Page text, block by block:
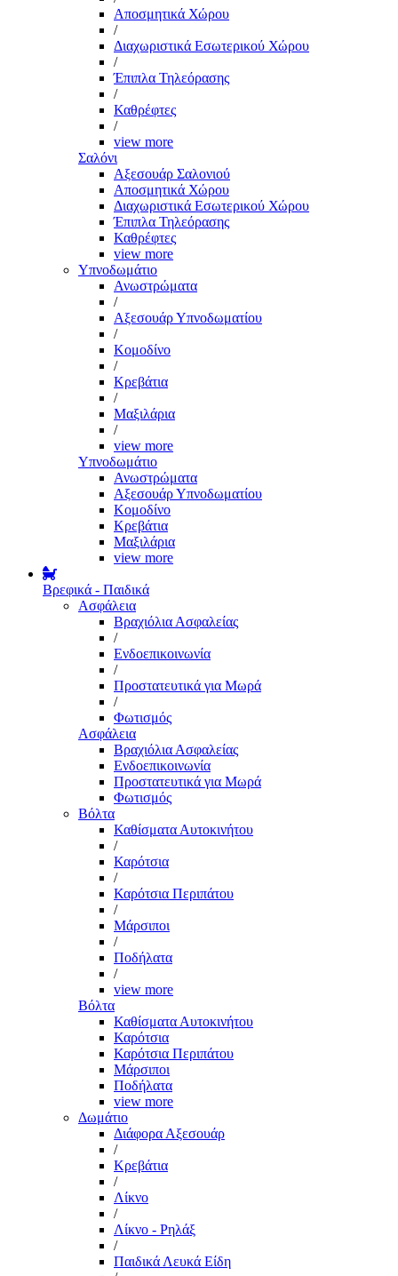
Αποσμητικά Χώρου
/
Διαχωριστικά Εσωτερικού Χώρου
/
Έπιπλα Τηλεόρασης
/
Καθρέφτες
/
view more
Σαλόνι
Αξεσουάρ Σαλονιού
Αποσμητικά Χώρου
Διαχωριστικά Εσωτερικού Χώρου
Έπιπλα Τηλεόρασης
Καθρέφτες
view more
Υπνοδωμάτιο
Ανωστρώματα
/
Αξεσουάρ Υπνοδωματίου
/
Κομοδίνο
/
Κρεβάτια
/
Μαξιλάρια
/
view more
Υπνοδωμάτιο
Ανωστρώματα
Αξεσουάρ Υπνοδωματίου
Κομοδίνο
Κρεβάτια
Μαξιλάρια
view more
Βρεφικά - Παιδικά
Ασφάλεια
Βραχιόλια Ασφαλείας
/
Ενδοεπικοινωνία
/
Προστατευτικά για Μωρά
/
Φωτισμός
Ασφάλεια
Βραχιόλια Ασφαλείας
Ενδοεπικοινωνία
Προστατευτικά για Μωρά
Φωτισμός
Βόλτα
Καθίσματα Αυτοκινήτου
/
Καρότσια
/
Καρότσια Περιπάτου
/
Μάρσιποι
/
Ποδήλατα
/
view more
Βόλτα
Καθίσματα Αυτοκινήτου
Καρότσια
Καρότσια Περιπάτου
Μάρσιποι
Ποδήλατα
view more
Δωμάτιο
Διάφορα Αξεσουάρ
/
Κρεβάτια
/
Λίκνο
/
Λίκνο - Ρηλάξ
/
Παιδικά Λευκά Είδη